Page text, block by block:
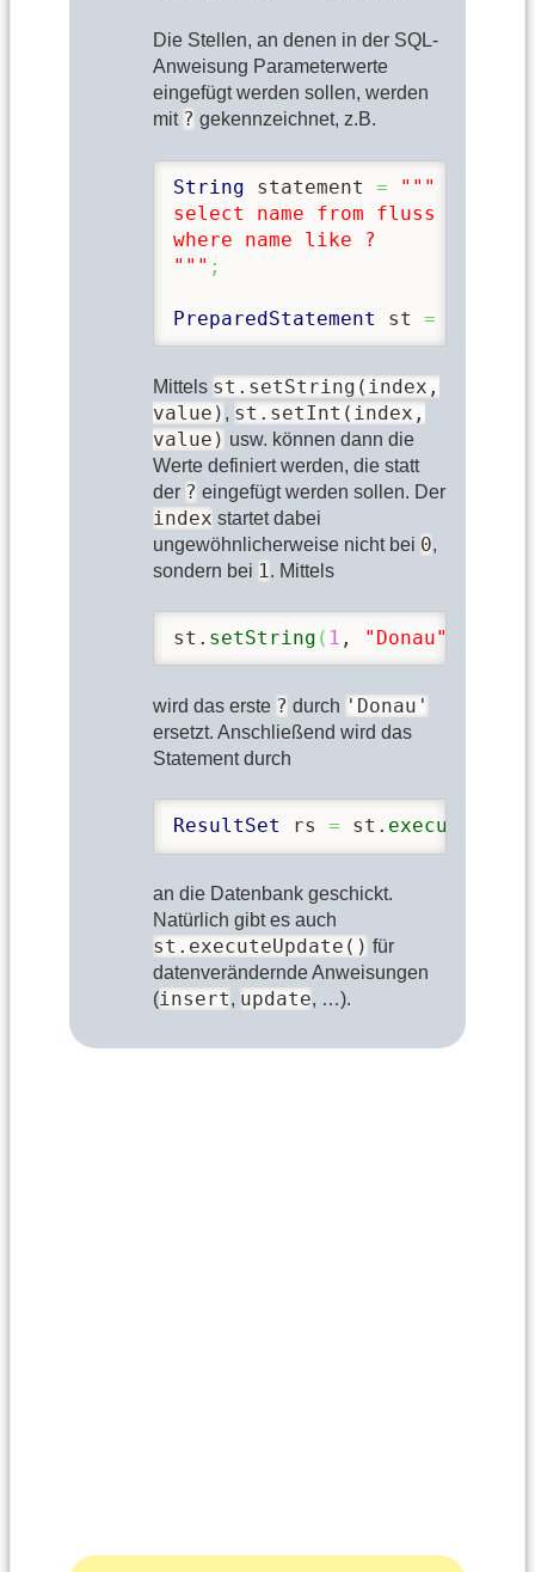
Die Stellen, an denen in der SQL-
Anweisung Parameterwerte
eingefügt werden sollen, werden
mit ? gekennzeichnet, z.B.
String statement = "" "
select name from fluss
where name like ?
" "" ;
PreparedStatement st =
Mittels st.setString(index,
value) , st.setInt(index,
value) usw. können dann die
Werte definiert werden, die statt
der ? eingefügt werden sollen. Der
index startet dabei
ungewöhnlicherweise nicht bei 0,
sondern bei 1 . Mittels
st. setString ( 1 , "Donau"
wird das erste ? durch 'Donau'
ersetzt. Anschließend wird das
Statement durch
ResultSet rs = st. executeQuery
an die Datenbank geschickt.
Natürlich gibt es auch
st.executeUpdate() für
datenverändernde Anweisungen
(insert, update, …).